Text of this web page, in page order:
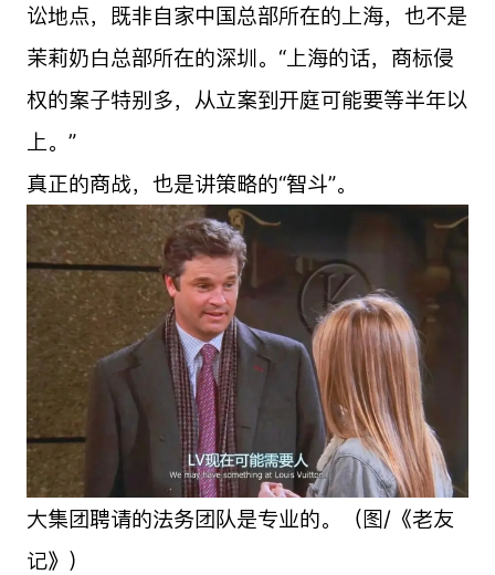
讼地点，既非自家中国总部所在的上海，也不是
茉莉奶白总部所在的深圳。“上海的话，商标侵
权的案子特别多，从立案到开庭可能要等半年以
上。”
真正的商战，也是讲策略的“智斗”。
大集团聘请的法务团队是专业的。（图/《老友
记》）